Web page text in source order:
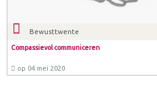
Bewusttwente
Compassievol communiceren
op 04 mei 2020